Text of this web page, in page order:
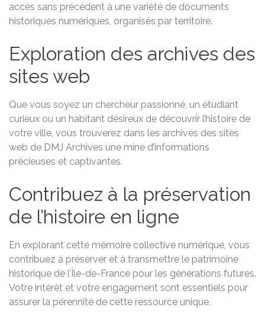
accès sans précédent à une variété de documents
historiques numériques, organisés par territoire.
Exploration des archives des
sites web
Que vous soyez un chercheur passionné, un étudiant
curieux ou un habitant désireux de découvrir l’histoire de
votre ville, vous trouverez dans les archives des sites
web de DMJ Archives une mine d’informations
précieuses et captivantes.
Contribuez à la préservation
de l’histoire en ligne
En explorant cette mémoire collective numérique, vous
contribuez à préserver et à transmettre le patrimoine
historique de l’Île-de-France pour les générations futures.
Votre intérêt et votre engagement sont essentiels pour
assurer la pérennité de cette ressource unique.